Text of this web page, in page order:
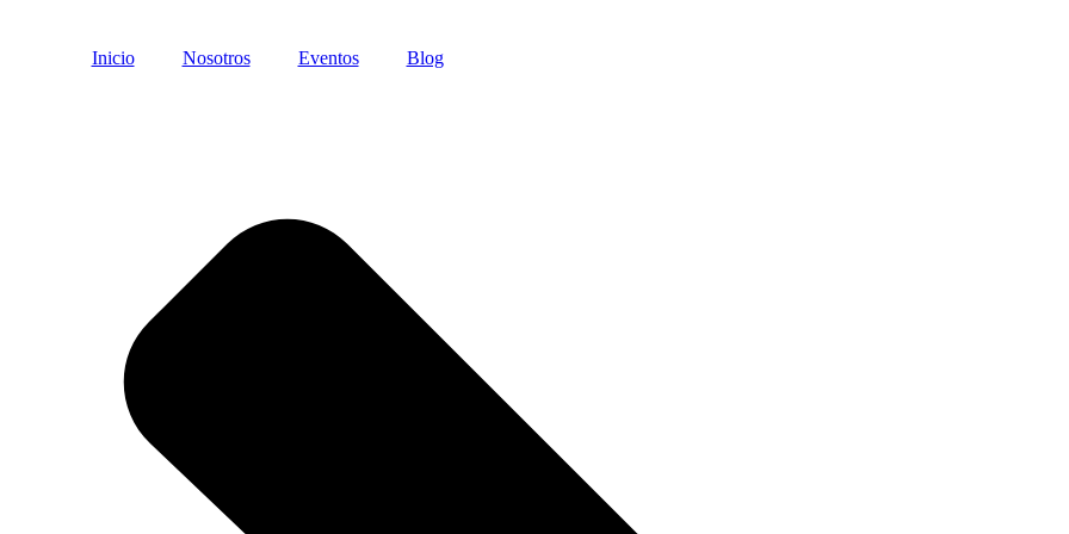
Inicio Nosotros Eventos Blog